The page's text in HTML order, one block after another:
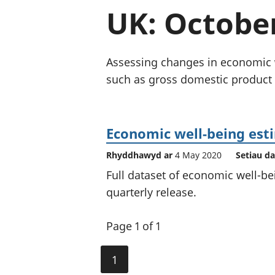
UK:
Assessing changes in
such as gross domestic product
Economic well-being
Rhyddhawyd ar 4 May 2020 Setiau
Full dataset of economic well-
quarterly release.
Page 1 of 1
1